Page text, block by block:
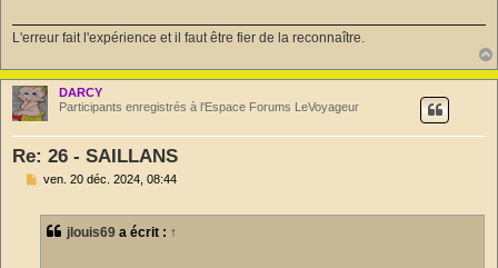
L'erreur fait l'expérience et il faut être fier de la reconnaître.
DARCY
Participants enregistrés à l'Espace Forums LeVoyageur
Re: 26 - SAILLANS
M
ven. 20 déc. 2024, 08:44
jlouis69 a écrit : ↑